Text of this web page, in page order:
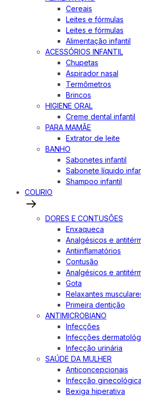
Cereais
Leites e fórmulas
Leites e fórmulas
Alimentação infantil
ACESSÓRIOS INFANTIL
Chupetas
Aspirador nasal
Termômetros
Brincos
HIGIENE ORAL
Creme dental infantil
PARA MAMÃE
Extrator de leite
BANHO
Sabonetes infantil
Sabonete líquido
Shampoo infantil
COLIRIO
DORES E CONTUSÕES
Enxaqueca
Analgésicos e
Antiinflamatórios
Contusão
Analgésicos e
Gota
Relaxantes
Primeira dentição
ANTIMICROBIANO
Infecções
Infecções
Infecção urinária
SAÚDE DA MULHER
Anticoncepcionais
Infecção ginecológica
Bexiga hiperativa